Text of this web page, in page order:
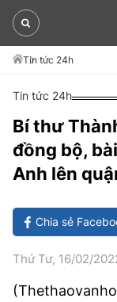
ASEAN CUP 2026
LỊCH THI ĐẤU
TIN TỨC 24H
TRONG NƯỚC
THẾ GIỚI
BÌNH LUẬN
THỂ THAO
BÓNG CHUYỀN
PICKLEBALL
TENNIS
BÓNG ĐÁ VIỆT
V-LEAGUE
BÓNG ĐÁ QUỐC TẾ
TÂY BAN NHA
LIVE
VIDEO
Tin tức 24h
Tin tức 24h
Bí thư
đồng bộ,
Anh lên
Chia sẻ
Thứ Tư, 16/02/